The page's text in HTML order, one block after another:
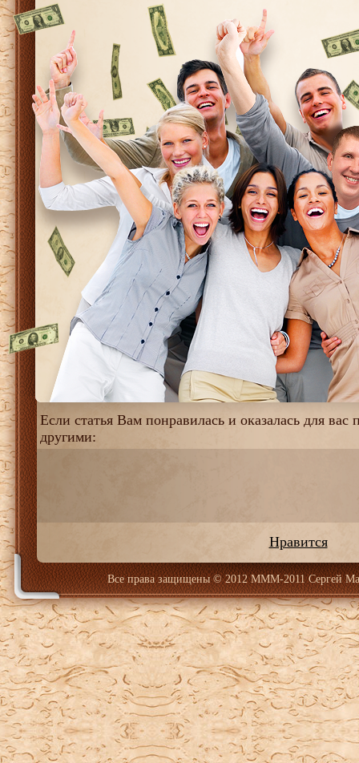
Если статья Вам понравилась и оказалась для вас
другими:
Нравится
Все права защищены© 2012 МММ-2011 Сергей